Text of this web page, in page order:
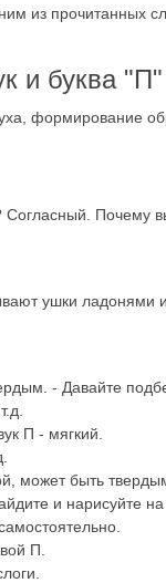
из прочитанных
и буква "П"
формирование
Почему
ушки ладонями
- Давайте
П - мягкий.
может быть
и нарисуйте
П.